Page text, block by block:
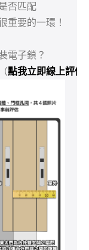
否匹配
重要的一環！
電子鎖？
點我立即線上評估